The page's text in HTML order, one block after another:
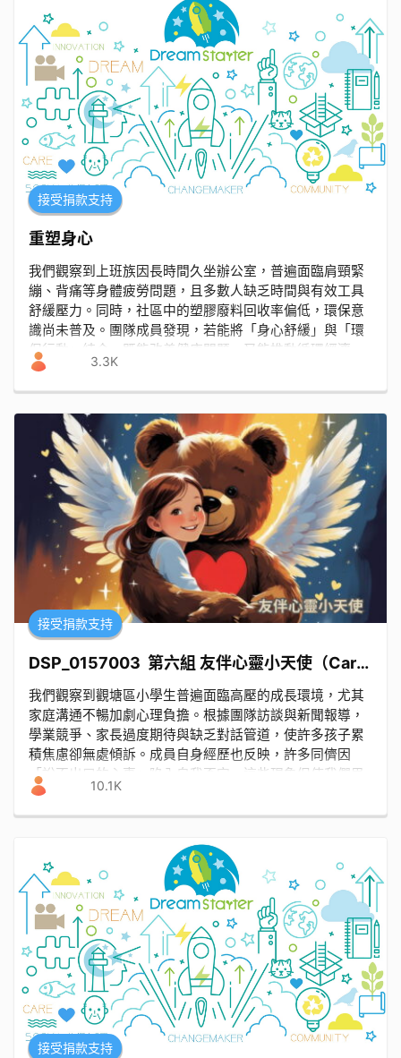
接受捐款支持
重塑身心
我們觀察到上班族因長時間久坐辦公室，普遍面臨肩頸緊
繃、背痛等身體疲勞問題，且多數人缺乏時間與有效工具
舒緩壓力。同時，社區中的塑膠廢料回收率偏低，環保意
識尚未普及。團隊成員發現，若能將「身心舒緩」與「環
保行動」結合，既能改善健康問題，又能推動循環經濟，
遂提出「重『塑』身心」計劃，以回收塑膠製作可調式按
摩工具，打造兼顧個人與環境福祉的解決方案。
3.3K
接受捐款支持
DSP_0157003 第六組 友伴心靈小天使（Caring Angels）
我們觀察到觀塘區小學生普遍面臨高壓的成長環境，尤其
家庭溝通不暢加劇心理負擔。根據團隊訪談與新聞報導，
學業競爭、家長過度期待與缺乏對話管道，使許多孩子累
積焦慮卻無處傾訴。成員自身經歷也反映，許多同儕因
「說不出口的心事」陷入自我否定。這些現象促使我們思
考：能否搭建一個安全平台，讓學生的心聲被聽見，並轉
化為家庭理解的橋樑？
10.1K
接受捐款支持